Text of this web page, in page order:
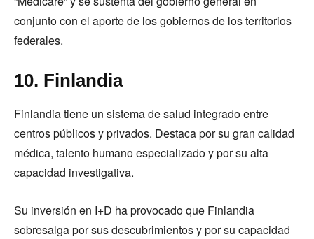
conjunto con el aporte de los gobiernos de los territorios
federales.
10. Finlandia
Finlandia tiene un sistema de salud integrado entre
centros públicos y privados. Destaca por su gran calidad
médica, talento humano especializado y por su alta
capacidad investigativa.
Su inversión en I+D ha provocado que Finlandia
sobresalga por sus descubrimientos y por su capacidad